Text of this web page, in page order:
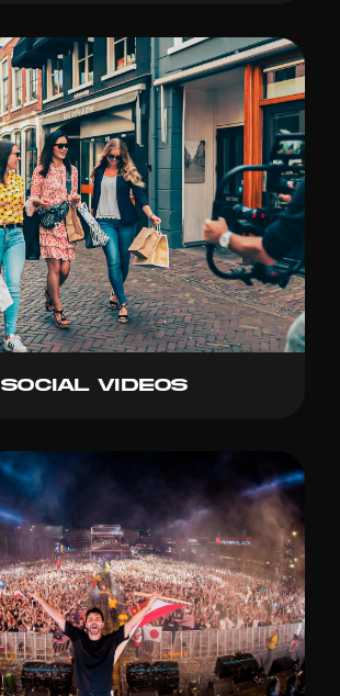
Social videos